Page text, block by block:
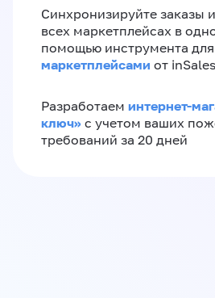
Синхронизируйте заказы
всех маркетплейсах в
помощью инструмента для
маркетплейсами от inSales
Разработаем интернет-
ключ»‎ с учетом ваших
требований за 20 дней